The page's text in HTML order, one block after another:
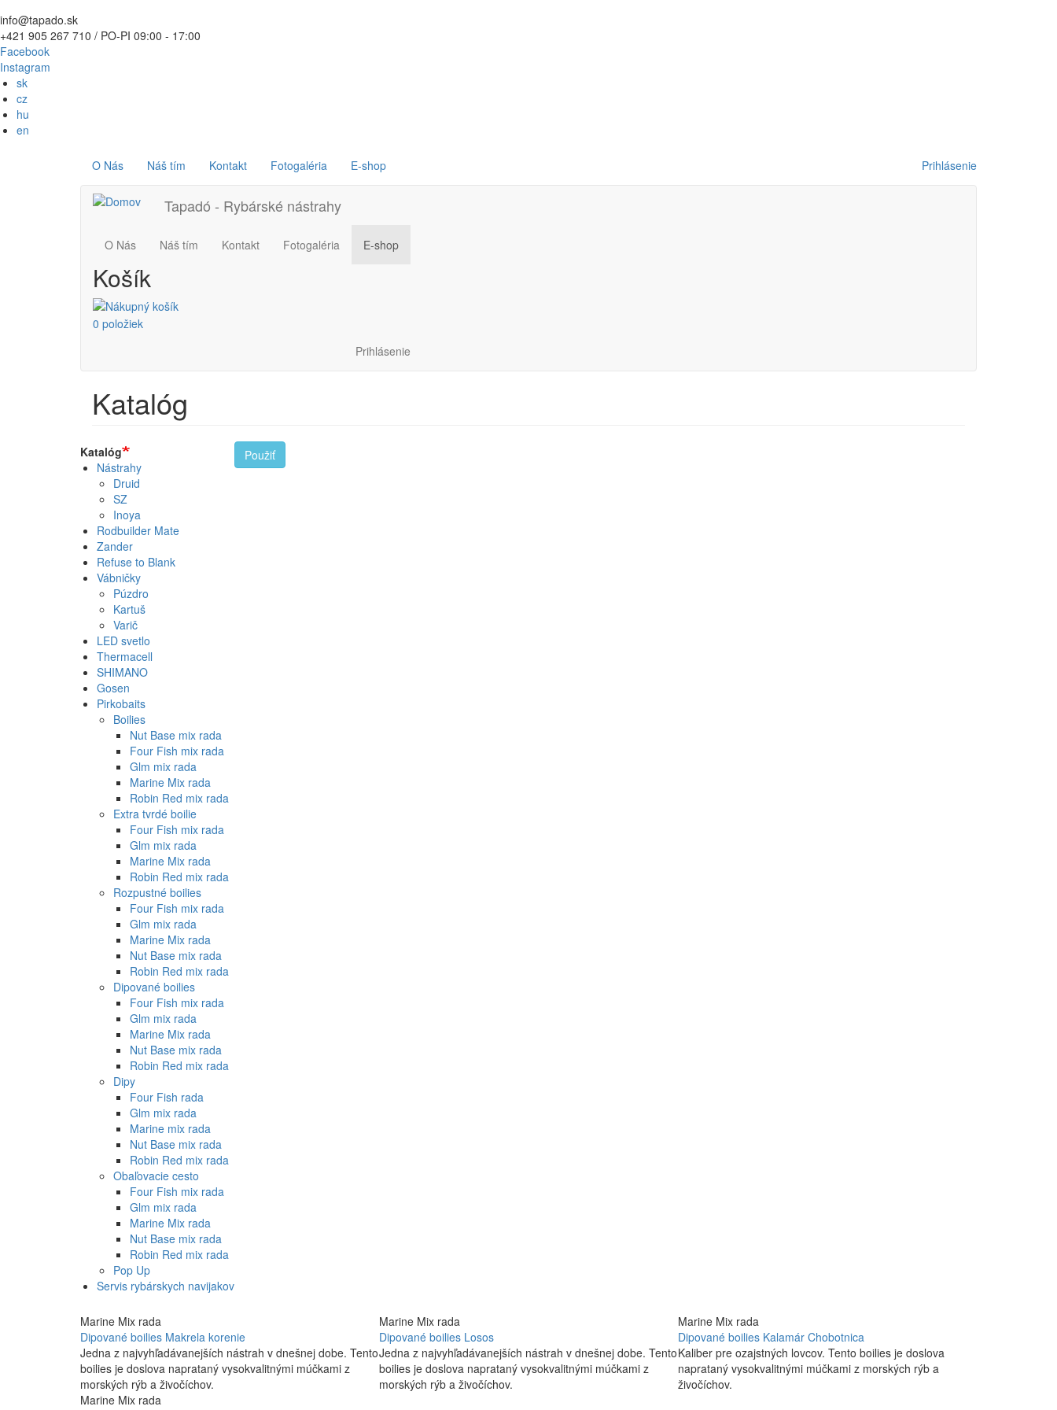
Skočiť
na
hlavný
obsah
info@tapado.sk
+421 905 267 710 / PO-PI 09:00 - 17:00
Facebook
Instagram
sk
cz
hu
en
Používateľské
menu
Prihlásenie
Main
navigation
O Nás Náš tím Kontakt Fotogaléria E-shop
Tapadó - Rybárské nástrahy
Main
navigation
O Nás Náš tím Kontakt Fotogaléria E-shop
Košík
0 položiek
menu
Prihlásenie
Katalóg
Katalóg
Nástrahy
Druid
SZ
Inoya
Rodbuilder Mate
Zander
Refuse to Blank
Vábničky
Púzdro
Kartuš
Varič
LED svetlo
Thermacell
SHIMANO
Gosen
Pirkobaits
Boilies
Nut Base mix rada
Four Fish mix rada
Glm mix rada
Marine Mix rada
Robin Red mix rada
Extra tvrdé boilie
Four Fish mix rada
Glm mix rada
Marine Mix rada
Robin Red mix rada
Rozpustné boilies
Four Fish mix rada
Glm mix rada
Marine Mix rada
Nut Base mix rada
Robin Red mix rada
Dipované boilies
Four Fish mix rada
Glm mix rada
Marine Mix rada
Nut Base mix rada
Robin Red mix rada
Dipy
Four Fish rada
Glm mix rada
Marine mix rada
Nut Base mix rada
Robin Red mix rada
Obaľovacie cesto
Four Fish mix rada
Glm mix rada
Marine Mix rada
Nut Base mix rada
Robin Red mix rada
Pop Up
Servis rybárskych navijakov
Použiť
Marine Mix rada
Dipované boilies Makrela korenie
Jedna z najvyhľadávanejších nástrah v dnešnej dobe. Tento
boilies je doslova naprataný vysokvalitnými múčkami z
morských rýb a živočíchov.
Marine Mix rada
Dipované boilies Losos
Jedna z najvyhľadávanejších nástrah v dnešnej dobe. Tento
boilies je doslova naprataný vysokvalitnými múčkami z
morských rýb a živočíchov.
Marine Mix rada
Dipované boilies Kalamár Chobotnica
Kaliber pre ozajstných lovcov. Tento boilies je doslova
naprataný vysokvalitnými múčkami z morských rýb a
živočíchov.
Marine Mix rada